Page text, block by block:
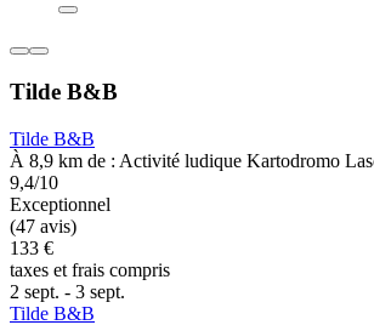
Tilde B&B
Tilde B&B
À 8,9 km de : Activité ludique Kartodromo
9,4/10
Exceptionnel
(47 avis)
133 €
taxes et frais compris
2 sept. - 3 sept.
Tilde B&B